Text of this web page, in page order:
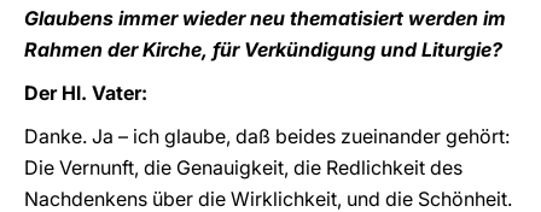
Glaubens immer wieder neu thematisiert werden im
Rahmen der Kirche, für Verkündigung und Liturgie?
Der Hl. Vater:
Danke. Ja – ich glaube, daß beides zueinander gehört:
Die Vernunft, die Genauigkeit, die Redlichkeit des
Nachdenkens über die Wirklichkeit, und die Schönheit.